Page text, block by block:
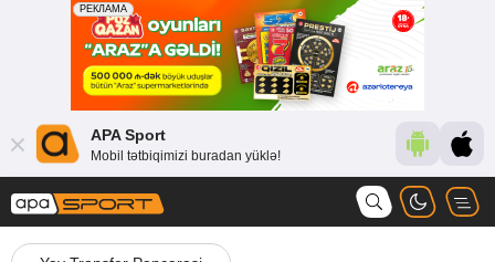
APA Sport
Mobil tətbiqimizi buradan yüklə!